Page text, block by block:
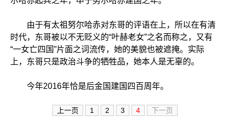
由于有太祖努尔哈赤对东哥的评语在上，所以在有清
时代，东哥被以不无贬义的“叶赫老女”之名而称之，又有
“一女亡四国”片面之词流传，她的美貌也被遮掩。实际
上，东哥只是政治斗争的牺牲品，她本人是无辜的。
今年2016年恰是后金国建国四百周年。
上一页 1 2 3 4 下一页